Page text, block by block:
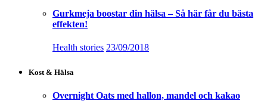
Gurkmeja boostar din hälsa – Så här får du bästa
effekten!
Health stories 23/09/2018
Kost & Hälsa
Overnight Oats med hallon, mandel och kakao